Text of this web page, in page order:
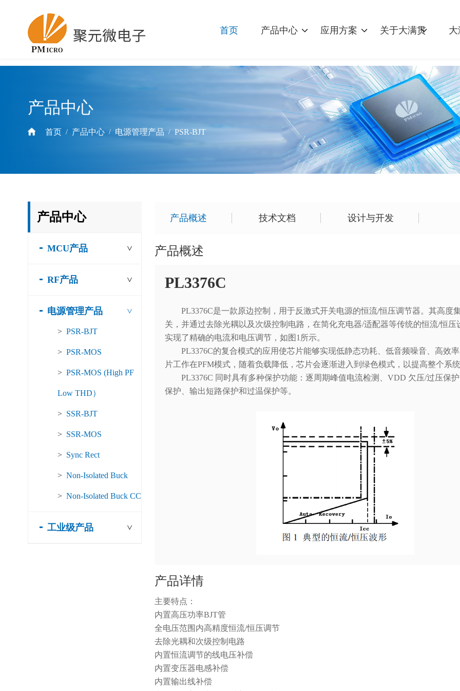
首页 产品中心 应用方案 关于大满贯
产品中心
首页/ 产品中心/ 电源管理产品 / PSR-BJT
产品中心
MCU产品 >
RF产品 >
电源管理产品 >
> PSR-BJT
> PSR-MOS
> PSR-MOS (High PF
Low THD）
> SSR-BJT
> SSR-MOS
> Sync Rect
> Non-Isolated Buck
> Non-Isolated Buck CC
工业级产品 >
产品概述 技术文档 设计与开发
产品概述
PL3376C
PL3376C是一款原边控制，用于反激式开关电源的恒流/恒压调节器。其高度
关，并通过去除光耦以及次级控制电路，在简化充电器/适配器等传统的恒流/恒压
实现了精确的电流和电压调节，如图1所示。
PL3376C的复合模式的应用使芯片能够实现低静态功耗、低音频噪音、高效
片工作在PFM模式，随着负载降低，芯片会逐渐进入到绿色模式，以提高整个系
PL3376C 同时具有多种保护功能：逐周期峰值电流检测、VDD 欠压/过压保
保护、输出短路保护和过温保护等。
产品详情
主要特点：
内置高压功率BJT管
全电压范围内高精度恒流/恒压调节
去除光耦和次级控制电路
内置恒流调节的线电压补偿
内置变压器电感补偿
内置输出线补偿